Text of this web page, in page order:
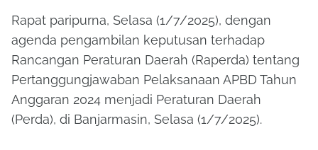
Rapat paripurna, Selasa (1/7/2025), dengan
agenda pengambilan keputusan terhadap
Rancangan Peraturan Daerah (Raperda) tentang
Pertanggungjawaban Pelaksanaan APBD Tahun
Anggaran 2024 menjadi Peraturan Daerah
(Perda), di Banjarmasin, Selasa (1/7/2025).